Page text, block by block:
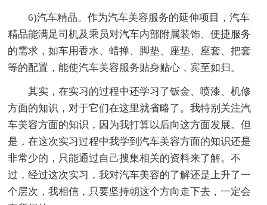
6)汽车精品。作为汽车美容服务的延伸项目，汽车
精品能满足司机及乘员对汽车内部附属装饰、便捷服务
的需求，如车用香水、蜡掸、脚垫、座垫、座套、把套
等的配置，能使汽车美容服务贴身贴心，宾至如归。
其实，在实习的过程中还学习了钣金、喷漆、机修
方面的知识，对于它们在这里就省略了。我特别关注汽
车美容方面的知识，因为我打算以后向这方面发展。但
是，在这次实习过程中我学到汽车美容方面的知识还是
非常少的，只能通过自己搜集相关的资料来了解。不
过，经过这次实习，我对汽车美容的了解还是上升了一
个层次，我相信，只要坚持朝这个方向走下去，一定会